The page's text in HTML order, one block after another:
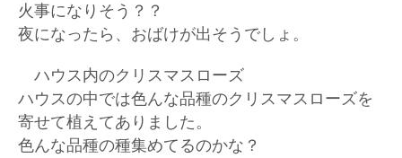
火事になりそう？？
夜になったら、おばけが出そうでしょ。
ハウス内のクリスマスローズ
ハウスの中では色んな品種のクリスマスローズを
寄せて植えてありました。
色んな品種の種集めてるのかな？